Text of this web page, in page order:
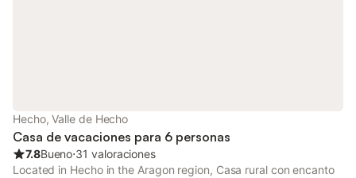
Hecho, Valle de Hecho
Casa de vacaciones para 6 personas
7.8Bueno⋅31 valoraciones
Located in Hecho in the Aragon region, Casa rural con encanto